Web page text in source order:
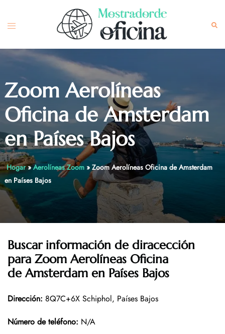
content
Toggle
Zoom Aerolíneas
Oficina de Amsterdam
en Países Bajos
Hogar»Aerolíneas Zoom» Zoom Aerolíneas Oficina de Amsterdam
en Países Bajos
Buscar información de diracección
para Zoom Aerolíneas Oficina
de Amsterdam en Países Bajos
Dirección: 8Q7C+6X Schiphol, Países Bajos
Número de teléfono: N/A